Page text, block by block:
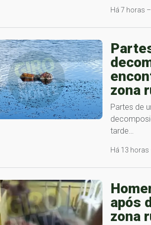
Há 7 horas
zona
Partes de
tarde…
Há 13 horas
após
zona